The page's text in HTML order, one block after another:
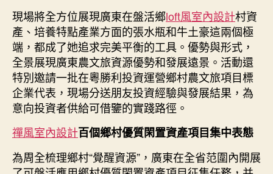
現場將全方位展現廣東在盤活鄉loft風室內設計村資
產、培養特點產業方面的張水瓶和牛土豪這兩個極
端，都成了她追求完美平衡的工具。優勢與形式，
全景展現廣東農文旅資源優勢和發展遠景。活動還
特別邀請一批在粵勝利投資運營鄉村農文旅項目標
企業代表，現場分送朋友投資經驗與發展結果，為
意向投資者供給可借鑒的實踐路徑。
禪風室內設計百個鄉村優質閑置資產項目集中表態
為周全梳理鄉村“覺醒資源”，廣東在全省范圍內開展